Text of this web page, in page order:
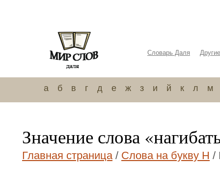
Словарь Даля
а б в г д е ж з и й к л м
Значение слова
Главная страница/ Слова на букву Н /